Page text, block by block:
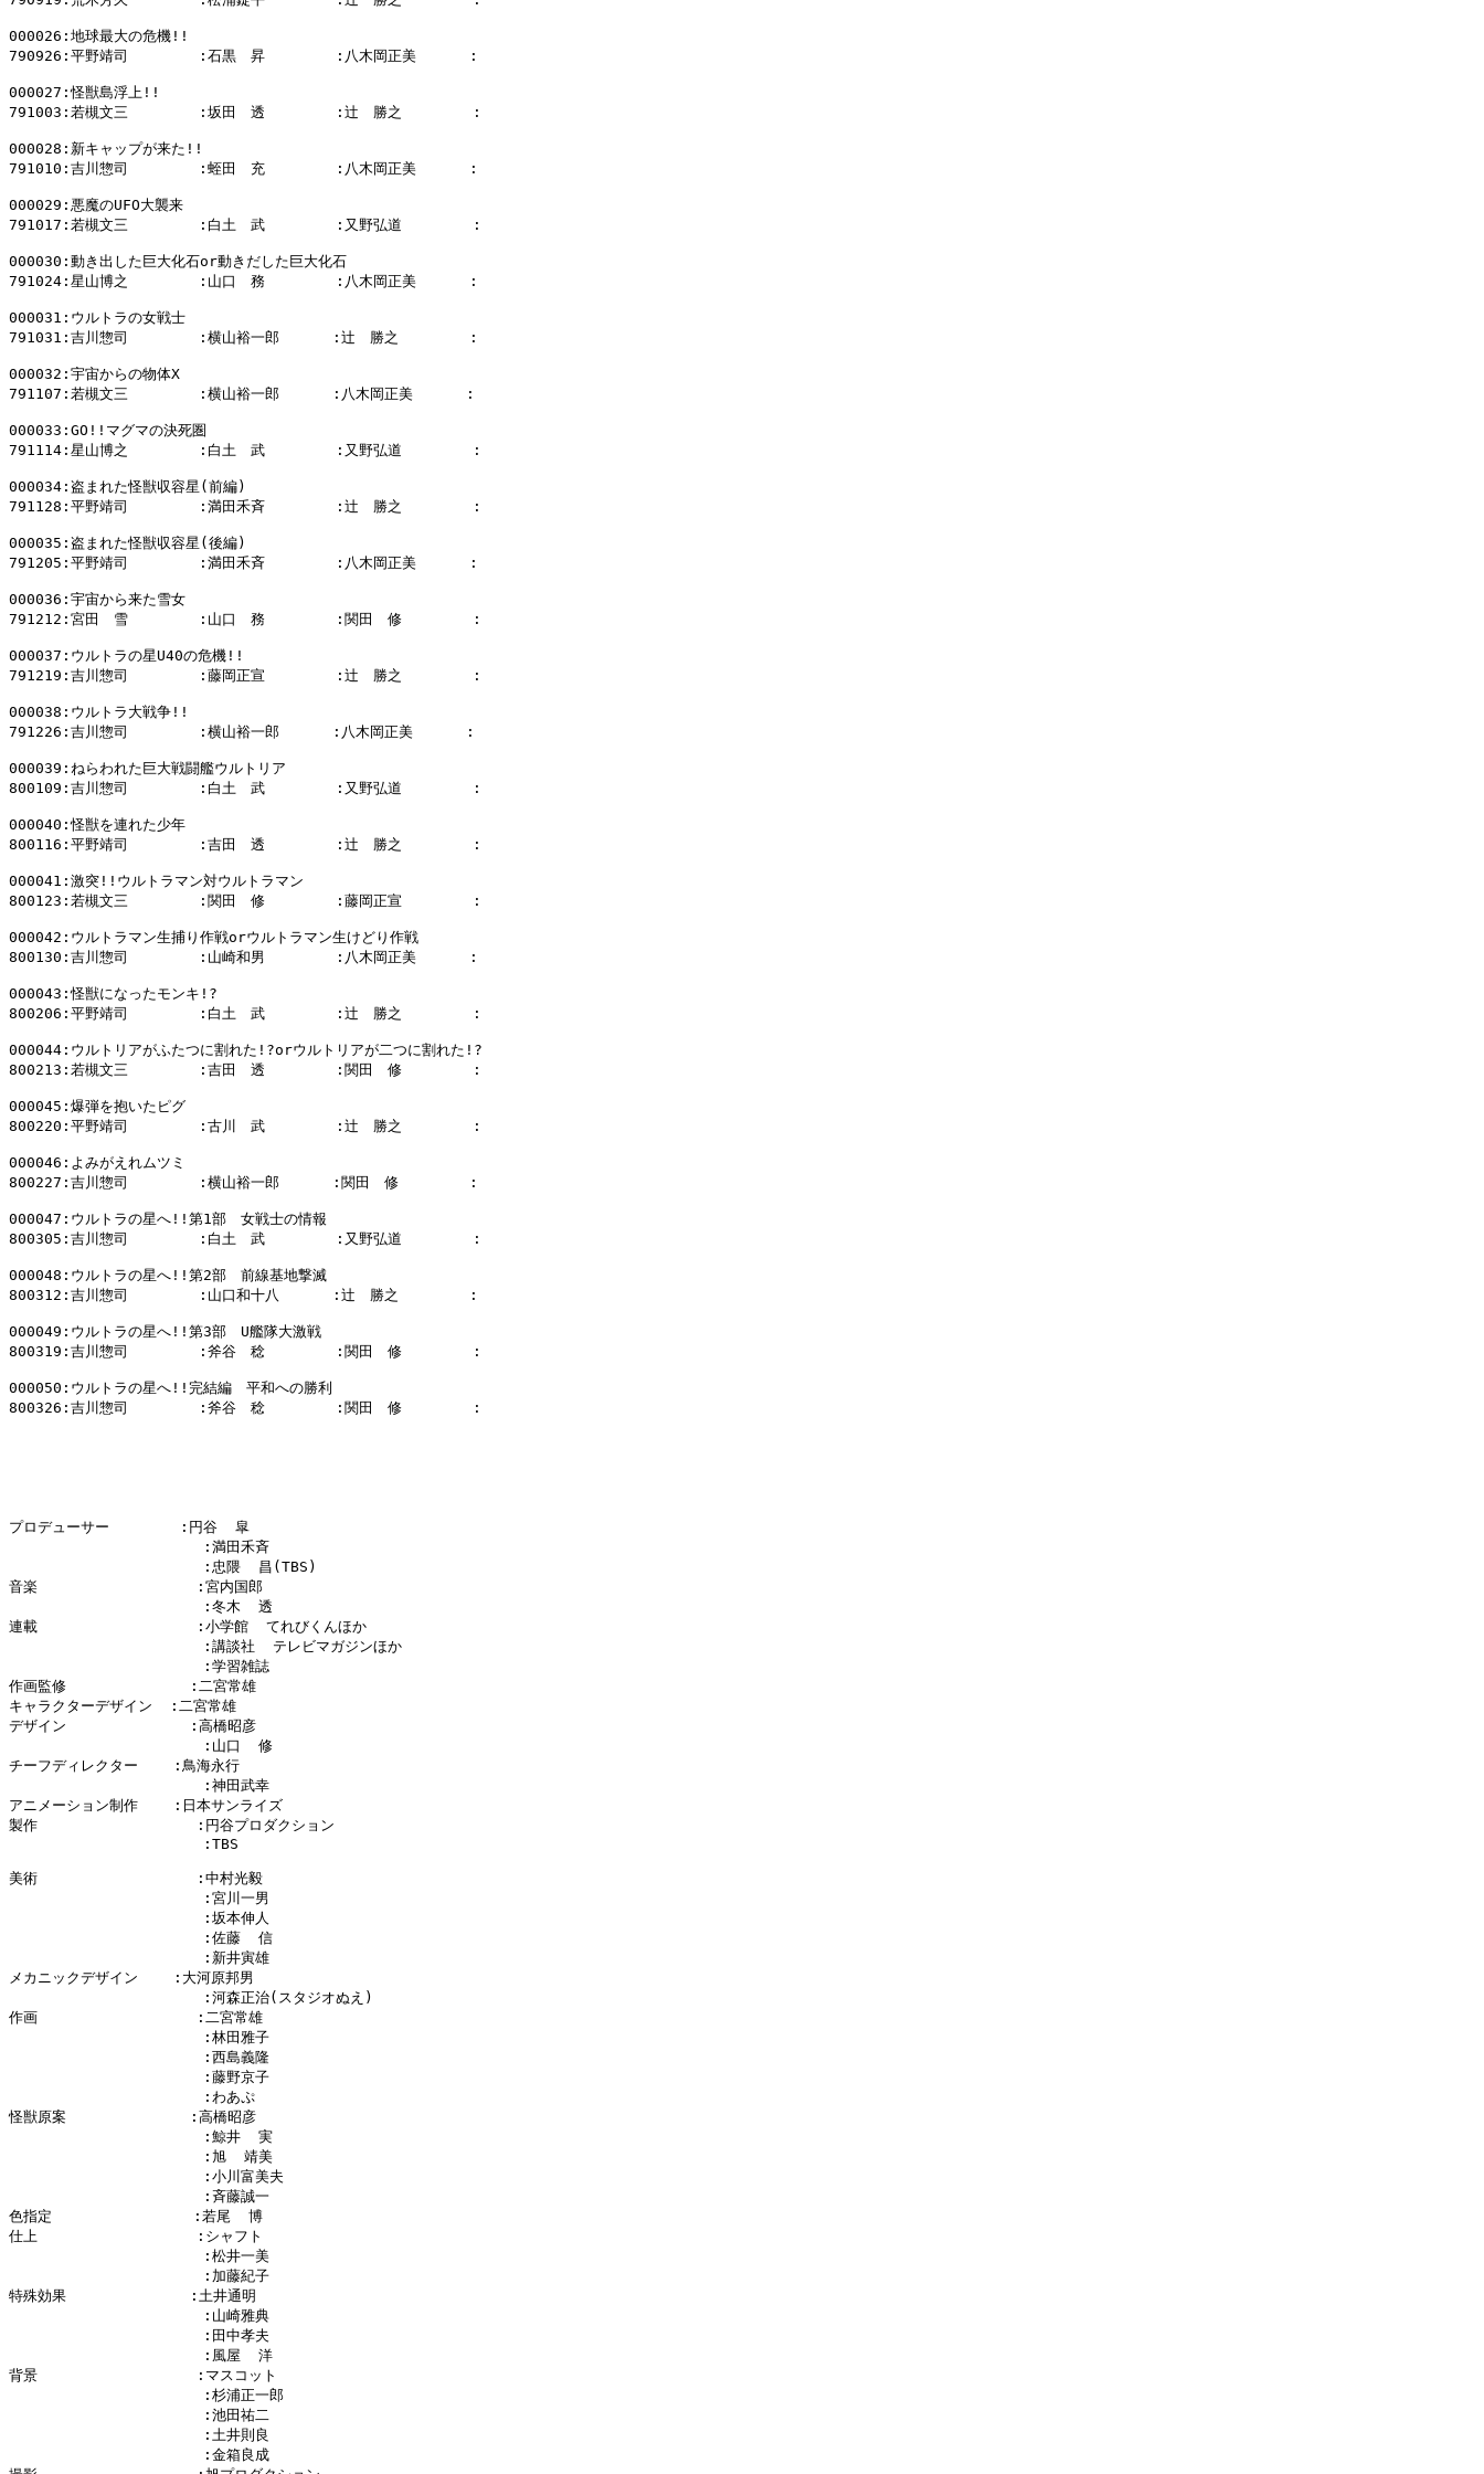
000026:地球最大の危機!!
790926:平野靖司        :石黒　昇        :八木岡正美      :
000027:怪獣島浮上!!
791003:若槻文三        :坂田　透        :辻　勝之        :
000028:新キャップが来た!!
791010:吉川惣司        :蛭田　充        :八木岡正美      :
000029:悪魔のUFO大襲来
791017:若槻文三        :白土　武        :又野弘道        :
000030:動き出した巨大化石or動きだした巨大化石
791024:星山博之        :山口　務        :八木岡正美      :
000031:ウルトラの女戦士
791031:吉川惣司        :横山裕一郎      :辻　勝之        :
000032:宇宙からの物体X
791107:若槻文三        :横山裕一郎      :八木岡正美      :
000033:GO!!マグマの決死圏
791114:星山博之        :白土　武        :又野弘道        :
000034:盗まれた怪獣収容星(前編)
791128:平野靖司        :満田禾斉        :辻　勝之        :
000035:盗まれた怪獣収容星(後編)
791205:平野靖司        :満田禾斉        :八木岡正美      :
000036:宇宙から来た雪女
791212:宮田　雪        :山口　務        :関田　修        :
000037:ウルトラの星U40の危機!!
791219:吉川惣司        :藤岡正宣        :辻　勝之        :
000038:ウルトラ大戦争!!
791226:吉川惣司        :横山裕一郎      :八木岡正美      :
000039:ねらわれた巨大戦闘艦ウルトリア
800109:吉川惣司        :白土　武        :又野弘道        :
000040:怪獣を連れた少年
800116:平野靖司        :吉田　透        :辻　勝之        :
000041:激突!!ウルトラマン対ウルトラマン
800123:若槻文三        :関田　修        :藤岡正宣        :
000042:ウルトラマン生捕り作戦orウルトラマン生けどり作戦
800130:吉川惣司        :山崎和男        :八木岡正美      :
000043:怪獣になったモンキ!?
800206:平野靖司        :白土　武        :辻　勝之        :
000044:ウルトリアがふたつに割れた!?orウルトリアが二つに割れた!?
800213:若槻文三        :吉田　透        :関田　修        :
000045:爆弾を抱いたピグ
800220:平野靖司        :古川　武        :辻　勝之        :
000046:よみがえれムツミ
800227:吉川惣司        :横山裕一郎      :関田　修        :
000047:ウルトラの星へ!!第1部　女戦士の情報
800305:吉川惣司        :白土　武        :又野弘道        :
000048:ウルトラの星へ!!第2部　前線基地撃滅
800312:吉川惣司        :山口和十八      :辻　勝之        :
000049:ウルトラの星へ!!第3部　U艦隊大激戦
800319:吉川惣司        :斧谷　稔        :関田　修        :
000050:ウルトラの星へ!!完結編　平和への勝利
800326:吉川惣司        :斧谷　稔        :関田　修        :
プロデューサー        :円谷  皐
                      :満田禾斉
                      :忠隈  昌(TBS)
音楽                  :宮内国郎
                      :冬木  透
連載                  :小学館  てれびくんほか
                      :講談社  テレビマガジンほか
                      :学習雑誌
作画監修              :二宮常雄
キャラクターデザイン  :二宮常雄
デザイン              :高橋昭彦
                      :山口  修
チーフディレクター    :鳥海永行
                      :神田武幸
アニメーション制作    :日本サンライズ
製作                  :円谷プロダクション
                      :TBS
美術                  :中村光毅
                      :宮川一男
                      :坂本伸人
                      :佐藤  信
                      :新井寅雄
メカニックデザイン    :大河原邦男
                      :河森正治(スタジオぬえ)
作画                  :二宮常雄
                      :林田雅子
                      :西島義隆
                      :藤野京子
                      :わあぷ
怪獣原案              :高橋昭彦
                      :鯨井  実
                      :旭  靖美
                      :小川富美夫
                      :斉藤誠一
色指定                :若尾  博
仕上                  :シャフト
                      :松井一美
                      :加藤紀子
特殊効果              :土井通明
                      :山崎雅典
                      :田中孝夫
                      :風屋  洋
背景                  :マスコット
                      :杉浦正一郎
                      :池田祐二
                      :土井則良
                      :金箱良成